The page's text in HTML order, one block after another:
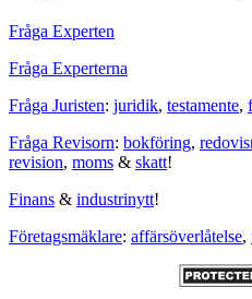
Fråga Experten
Fråga Experterna
Fråga Juristen: juridik, testamente,
Fråga Revisorn: bokföring,
revision, moms & skatt!
Finans & industrinytt!
Företagsmäklare: affärsöverlåtelse,